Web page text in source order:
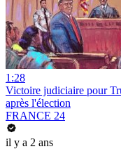
1:28
Victoire judiciaire pour
après l'élection
FRANCE 24
il y a 2 ans